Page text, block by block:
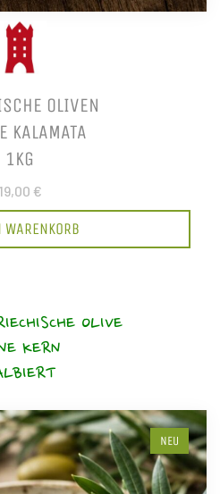
OLIVEN
KALAMATA
1KG
19,00 €
OLIVE
KERN
NEU